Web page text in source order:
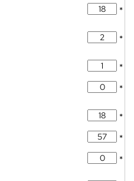
*
*
*
*
*
*
*